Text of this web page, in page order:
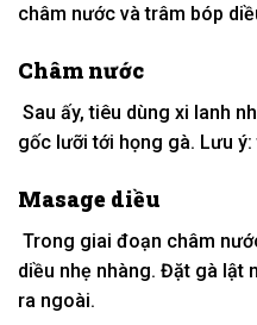
châm nước vàtrâm bóp
Châm nước
Sau ấy,tiêu dùng xi lanh
gốc lưỡitới họng gà. Lưu ý:
Masage diều
Trong giai đoạn châm
diều nhẹ nhàng. Đặt gà lật
ra ngoài.